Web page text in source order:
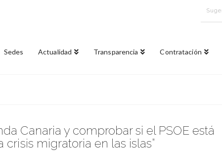
Sedes Actualidad Transparencia Contratación
Canaria y comprobar si el PSOE está
migratoria en las islas”